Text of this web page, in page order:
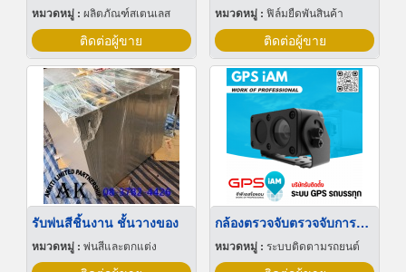
หมวดหมู่ : ผลิตภัณฑ์สเตนเลส
ติดต่อผู้ขาย
หมวดหมู่ : ฟิล์มยืดพันสินค้า
ติดต่อผู้ขาย
รับพ่นสีชิ้นงาน ชั้นวางของ
หมวดหมู่ : พ่นสีและตกแต่ง
กล้องตรวจจับตรวจจับการหลับใน
หมวดหมู่ : ระบบติดตามรถยนต์